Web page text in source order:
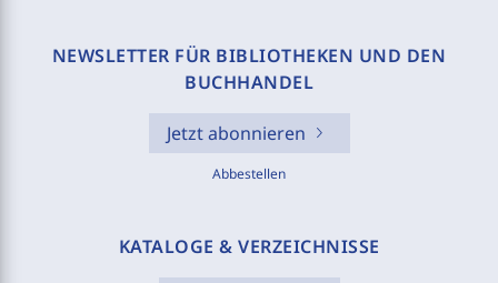
NEWSLETTER FÜR BIBLIOTHEKEN UND DEN
BUCHHANDEL
Jetzt abonnieren
Abbestellen
KATALOGE & VERZEICHNISSE